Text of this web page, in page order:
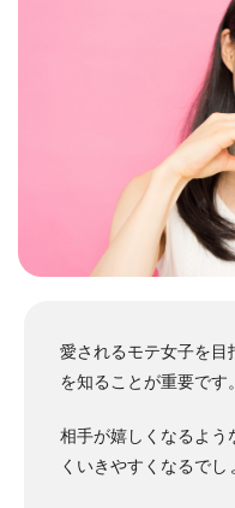
愛されるモテ女子を目
を知ることが重要です。
相手が嬉しくなるよう
くいきやすくなるでし